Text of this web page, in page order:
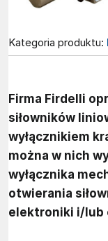
Kategoria produktu:
Firma Firdelli
siłowników
wyłącznikiem
można w nich
wyłącznika
otwierania
elektroniki i/lub